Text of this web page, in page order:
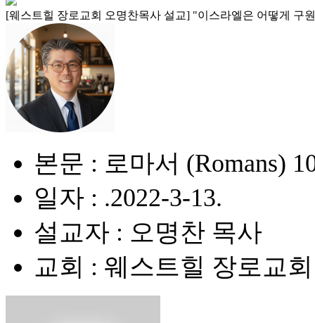
[웨스트힐 장로교회 오명찬목사 설교] "이스라엘은 어떻게 구원
본문 : 로마서 (Romans)
일자 : .2022-3-13.
설교자 : 오명찬 목사
교회 : 웨스트힐 장로교회